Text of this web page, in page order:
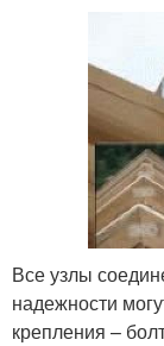
Все узлы
надежности
крепления –